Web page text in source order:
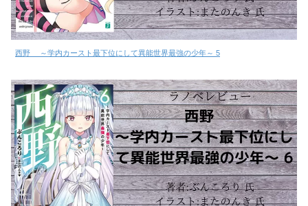
西野 ～学内カースト最下位にして異能世界最強の少年～ 5